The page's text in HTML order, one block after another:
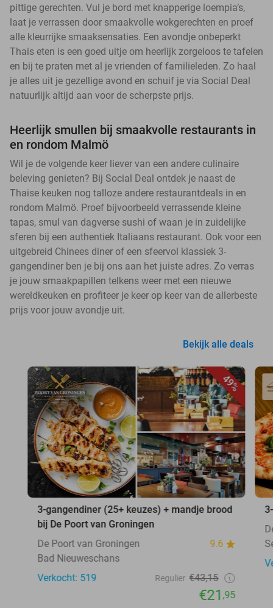
pittige gerechten. Vul je bord met knapperige loempia’s,
laat je verrassen door smaakvolle wokgerechten en proef
alle kleurrijke smaaksensaties. Een avondje onbeperkt
Thais eten is een goed uitje om heerlijk zorgeloos te tafelen
en bij te praten met al je vrienden of familieleden. Zo haal
je alles uit je gezellige avond en schuif je via Social Deal
natuurlijk altijd aan voor de scherpste prijs.
Heerlijk smullen bij smaakvolle restaurants in
en rondom Malmö
Wil je de volgende keer liever van een andere culinaire
beleving genieten? Bij Social Deal ontdek je naast de
Thaise keuken nog talloze andere restaurantdeals in en
rondom Malmö. Proef bijvoorbeeld verrassende kleine
tapas, smul van dagverse sushi of waan je in zuidelijke
sferen bij een authentiek Italiaans restaurant. Ook voor een
uitgebreid Chinees diner of een sfeervol klassiek 3-
gangendiner ben je bij ons aan het juiste adres. Zo verras
je jouw smaakpapillen telkens weer met een nieuwe
wereldkeuken en profiteer je keer op keer van de allerbeste
prijs voor jouw avondje uit.
Bekijk alle deals
49%
3-gangendiner (25+ keuzes) + mandje brood
bij De Poort van Groningen
De Poort van Groningen
9.6
Bad Nieuweschans
Verkocht: 519
Regulier €43,15
€21,95